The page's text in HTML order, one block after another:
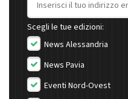
Scegli le tue edizioni:
News Alessandria
News Pavia
Eventi Nord-Ovest